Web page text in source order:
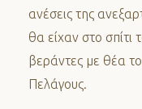
ανέσεις της
θα είχαν στο σπίτι
βεράντες με θέα
Πελάγους.